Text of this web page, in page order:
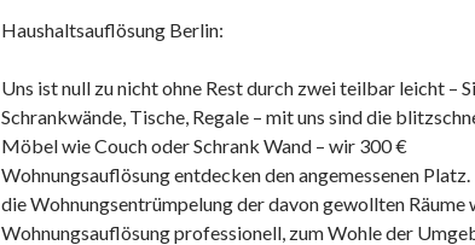
Haushaltsauflösung Berlin:
Uns ist null zu nicht ohne Rest durch zwei teilbar leicht –
Schrankwände, Tische, Regale – mit uns sind die
Möbel wie Couch oder Schrank Wand – wir 300 €
Wohnungsauflösung entdecken den angemessenen Platz.
die Wohnungsentrümpelung der davon gewollten Räume
Wohnungsauflösung professionell, zum Wohle der